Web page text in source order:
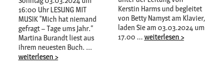
16:00 Uhr LESUNG MIT
MUSIK "Mich hat niemand
gefragt – Tage ums Jahr.“
Martina Burandt liest aus
ihrem neuesten Buch. ...
weiterlesen >
Kerstin Harms und begleitet
von Betty Namyst am Klavier,
laden Sie am 03.03.2024 um
17.00 ... weiterlesen >